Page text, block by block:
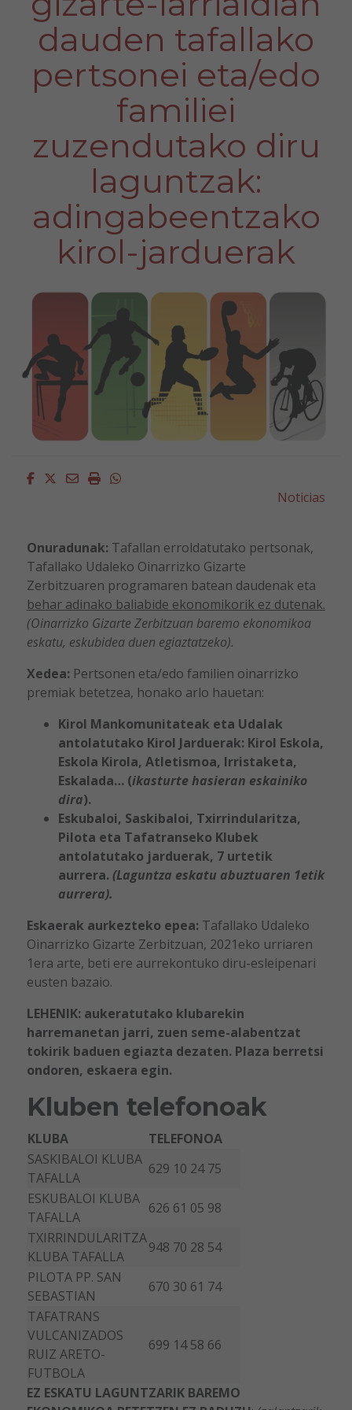
dauden tafallako
pertsonei eta/edo
familiei
zuzendutako diru
laguntzak:
adingabeentzako
kirol-jarduerak
Facebook
Twitter
EmailImprimirWhatsapp
Noticias
Onuradunak: Tafallan erroldatutako pertsonak,
Tafallako Udaleko Oinarrizko Gizarte
Zerbitzuaren programaren batean daudenak eta
behar adinako baliabide ekonomikorik ez dutenak.
(Oinarrizko Gizarte Zerbitzuan baremo ekonomikoa
eskatu, eskubidea duen egiaztatzeko).
Xedea: Pertsonen eta/edo familien oinarrizko
premiak betetzea, honako arlo hauetan:
Kirol Mankomunitateak eta Udalak
antolatutako Kirol Jarduerak: Kirol Eskola,
Eskola Kirola, Atletismoa, Irristaketa,
Eskalada… (ikasturte hasieran eskainiko
dira).
Eskubaloi, Saskibaloi, Txirrindularitza,
Pilota eta Tafatranseko Klubek
antolatutako jarduerak, 7 urtetik
aurrera. (Laguntza eskatu abuztuaren 1etik
aurrera).
Eskaerak aurkezteko epea: Tafallako Udaleko
Oinarrizko Gizarte Zerbitzuan, 2021eko urriaren
1era arte, beti ere aurrekontuko diru-esleipenari
eusten bazaio.
LEHENIK: aukeratutako klubarekin
harremanetan jarri, zuen seme-alabentzat
tokirik baduen egiazta dezaten. Plaza berretsi
ondoren, eskaera egin.
Kluben telefonoak
KLUBA
TELEFONOA
SASKIBALOI KLUBA
TAFALLA
629 10 24 75
ESKUBALOI KLUBA
TAFALLA
626 61 05 98
TXIRRINDULARITZA
KLUBA TAFALLA
948 70 28 54
PILOTA PP. SAN
SEBASTIAN
670 30 61 74
TAFATRANS
VULCANIZADOS
RUIZ ARETO-
FUTBOLA
699 14 58 66
EZ ESKATU LAGUNTZARIK BAREMO